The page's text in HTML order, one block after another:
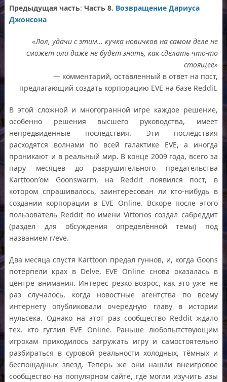
Предыдущая часть:Часть 8. Возвращение Дариуса
Джонсона
«Лол, удачи с этим… кучка новичков на самом деле не
сможет или даже не будет знать, как сделать что-то
стоящее»
— комментарий, оставленный в ответ на пост,
предлагающий создать корпорацию EVE на базе Reddit.
В этой сложной и многогранной игре каждое решение,
особенно решения высшего руководства, имеет
непредвиденные последствия. Эти последствия
расходятся волнами по всей галактике EVE, а иногда
проникают и в реальный мир. В конце 2009 года, всего за
пару месяцев до разрушительного предательства
Karttoon’ом Goonswarm, на Reddit появился пост, в
котором спрашивалось, заинтересован ли кто-нибудь в
создании корпорации в EVE Online. Вскоре после этого
пользователь Reddit по имени Vittorios создал сабреддит
(раздел для обсуждения определённой темы) под
названием r/eve.
Два месяца спустя Karttoon предал гуннов, и, когда Goons
потерпели крах в Delve, EVE Online снова оказалась в
центре внимания. Интерес резко возрос, как это уже не
раз случалось, когда новостные агентства по всему
интернету опубликовали очередную главу в истории
нульсека. Однако на этот раз сообщество Reddit ждало
тех, кто гуглил EVE Online. Раньше любопытствующим
игрокам приходилось загружать игру и самостоятельно
разбираться в суровой реальности холодных, тёмных и
беспощадных звёзд. Теперь же они нашли внеигровое
сообщество на популярном сайте, где могли изучить азы